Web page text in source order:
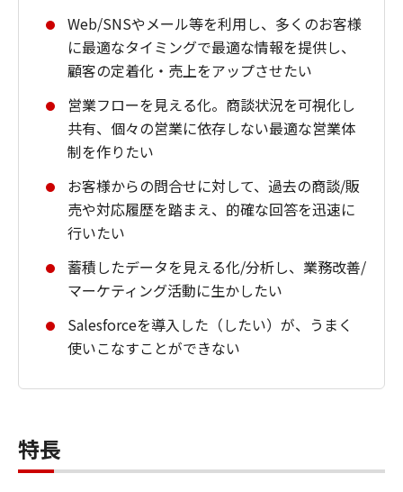
Web/SNSやメール等を利用し、多くのお客様
に最適なタイミングで最適な情報を提供し、
顧客の定着化・売上をアップさせたい
営業フローを見える化。商談状況を可視化し
共有、個々の営業に依存しない最適な営業体
制を作りたい
お客様からの問合せに対して、過去の商談/販
売や対応履歴を踏まえ、的確な回答を迅速に
行いたい
蓄積したデータを見える化/分析し、業務改善/
マーケティング活動に生かしたい
Salesforceを導入した（したい）が、うまく
使いこなすことができない
特長